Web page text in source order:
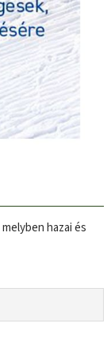
hazai és